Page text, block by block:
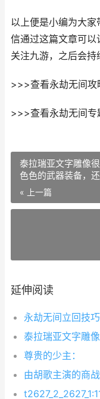
以上便是小编为大
信通过这篇文章可
关注九游，之后会持
>>>查看永劫无间
>>>查看永劫无间
泰拉瑞亚文字雕像
色色的武器装备，
话得费很多的功夫
游戏，下面就来看
« 上一篇
延伸阅读
尊贵的少主：